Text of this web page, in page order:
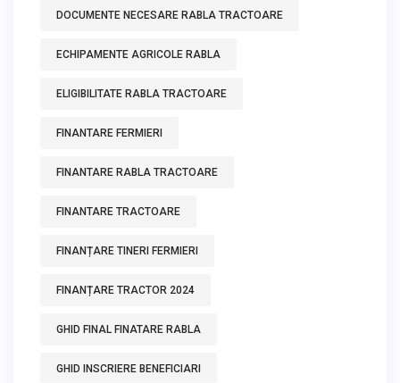
DOCUMENTE NECESARE RABLA TRACTOARE
ECHIPAMENTE AGRICOLE RABLA
ELIGIBILITATE RABLA TRACTOARE
FINANTARE FERMIERI
FINANTARE RABLA TRACTOARE
FINANTARE TRACTOARE
FINANȚARE TINERI FERMIERI
FINANȚARE TRACTOR 2024
GHID FINAL FINATARE RABLA
GHID INSCRIERE BENEFICIARI